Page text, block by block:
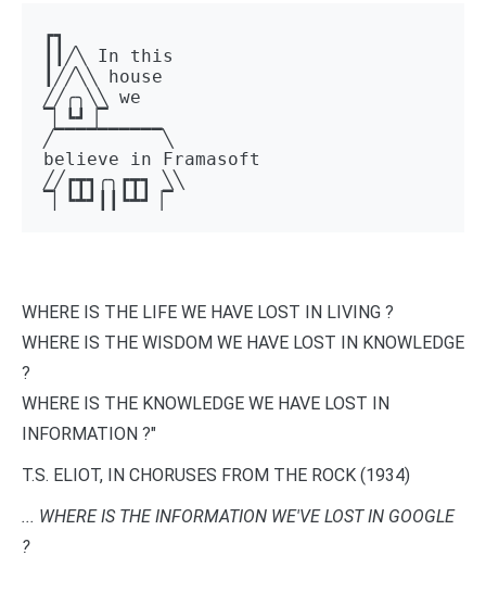
┏┓
┃┃╱╲ In this
┃╱╱╲╲ house
╱╱╭╮╲╲ we
▔▏┗┛▕▔
╱▔▔▔▔▔▔▔▔▔▔╲
believe in Framasoft
╱╱┏┳┓╭╮┏┳┓ ╲╲
▔▏┗┻┛┃┃┗┻┛▕▔
WHERE IS THE LIFE WE HAVE LOST IN LIVING ?
WHERE IS THE WISDOM WE HAVE LOST IN KNOWLEDGE
?
WHERE IS THE KNOWLEDGE WE HAVE LOST IN
INFORMATION ?"
T.S. ELIOT, IN CHORUSES FROM THE ROCK (1934)
... WHERE IS THE INFORMATION WE'VE LOST IN GOOGLE
?